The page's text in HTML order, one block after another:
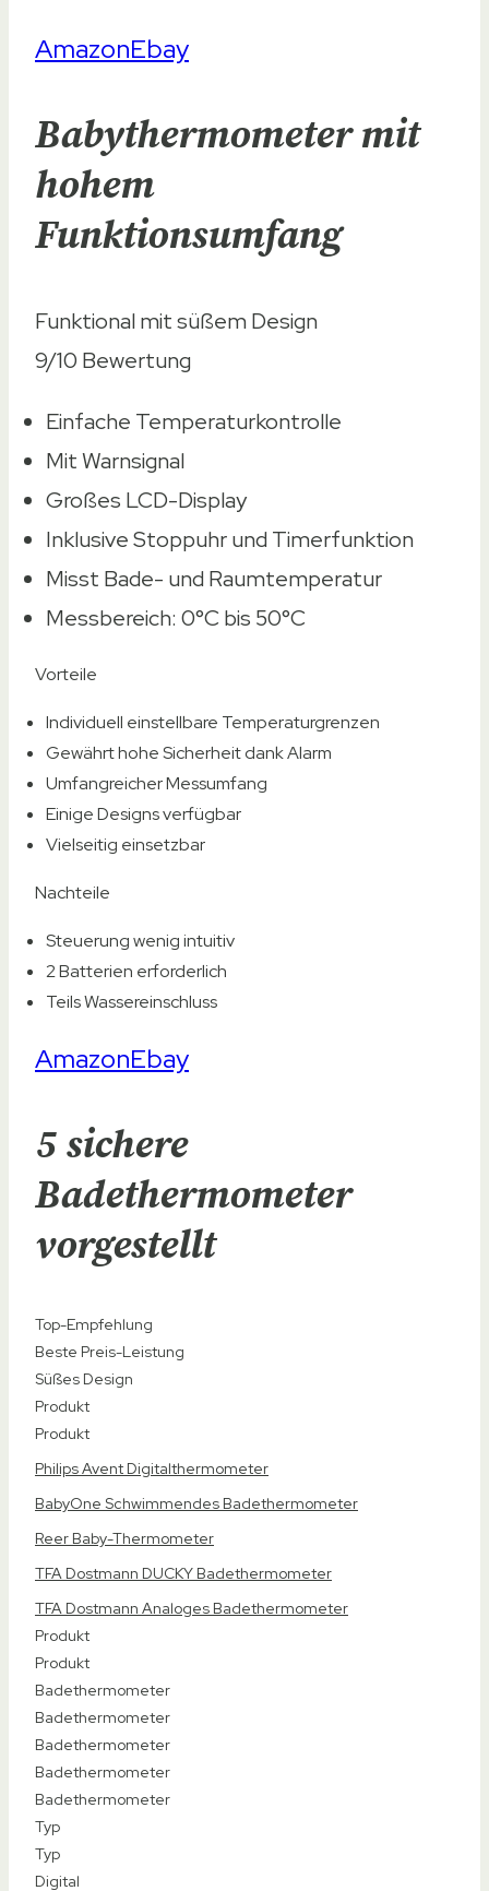
AmazonEbay
Babythermometer mit
hohem
Funktionsumfang
Funktional mit süßem Design
9/10 Bewertung
Einfache Temperaturkontrolle
Mit Warnsignal
Großes LCD-Display
Inklusive Stoppuhr und Timerfunktion
Misst Bade- und Raumtemperatur
Messbereich: 0°C bis 50°C
Vorteile
Individuell einstellbare Temperaturgrenzen
Gewährt hohe Sicherheit dank Alarm
Umfangreicher Messumfang
Einige Designs verfügbar
Vielseitig einsetzbar
Nachteile
Steuerung wenig intuitiv
2 Batterien erforderlich
Teils Wassereinschluss
AmazonEbay
5 sichere
Badethermometer
vorgestellt